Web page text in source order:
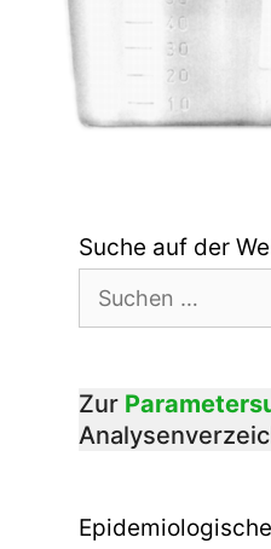
Suche auf der
nach:
Zur